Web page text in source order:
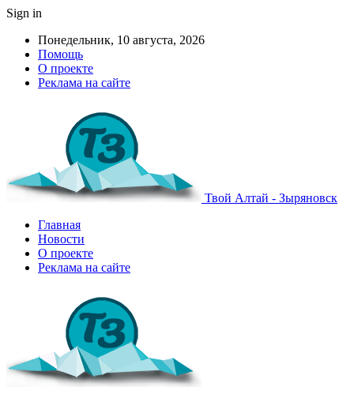
Sign in
Понедельник, 10 августа, 2026
Помощь
О проекте
Реклама на сайте
Твой Алтай - Зыряновск
Главная
Новости
О проекте
Реклама на сайте